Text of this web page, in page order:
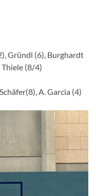
Gründl (6), Burghardt
(8/4)
A. Garcia (4)